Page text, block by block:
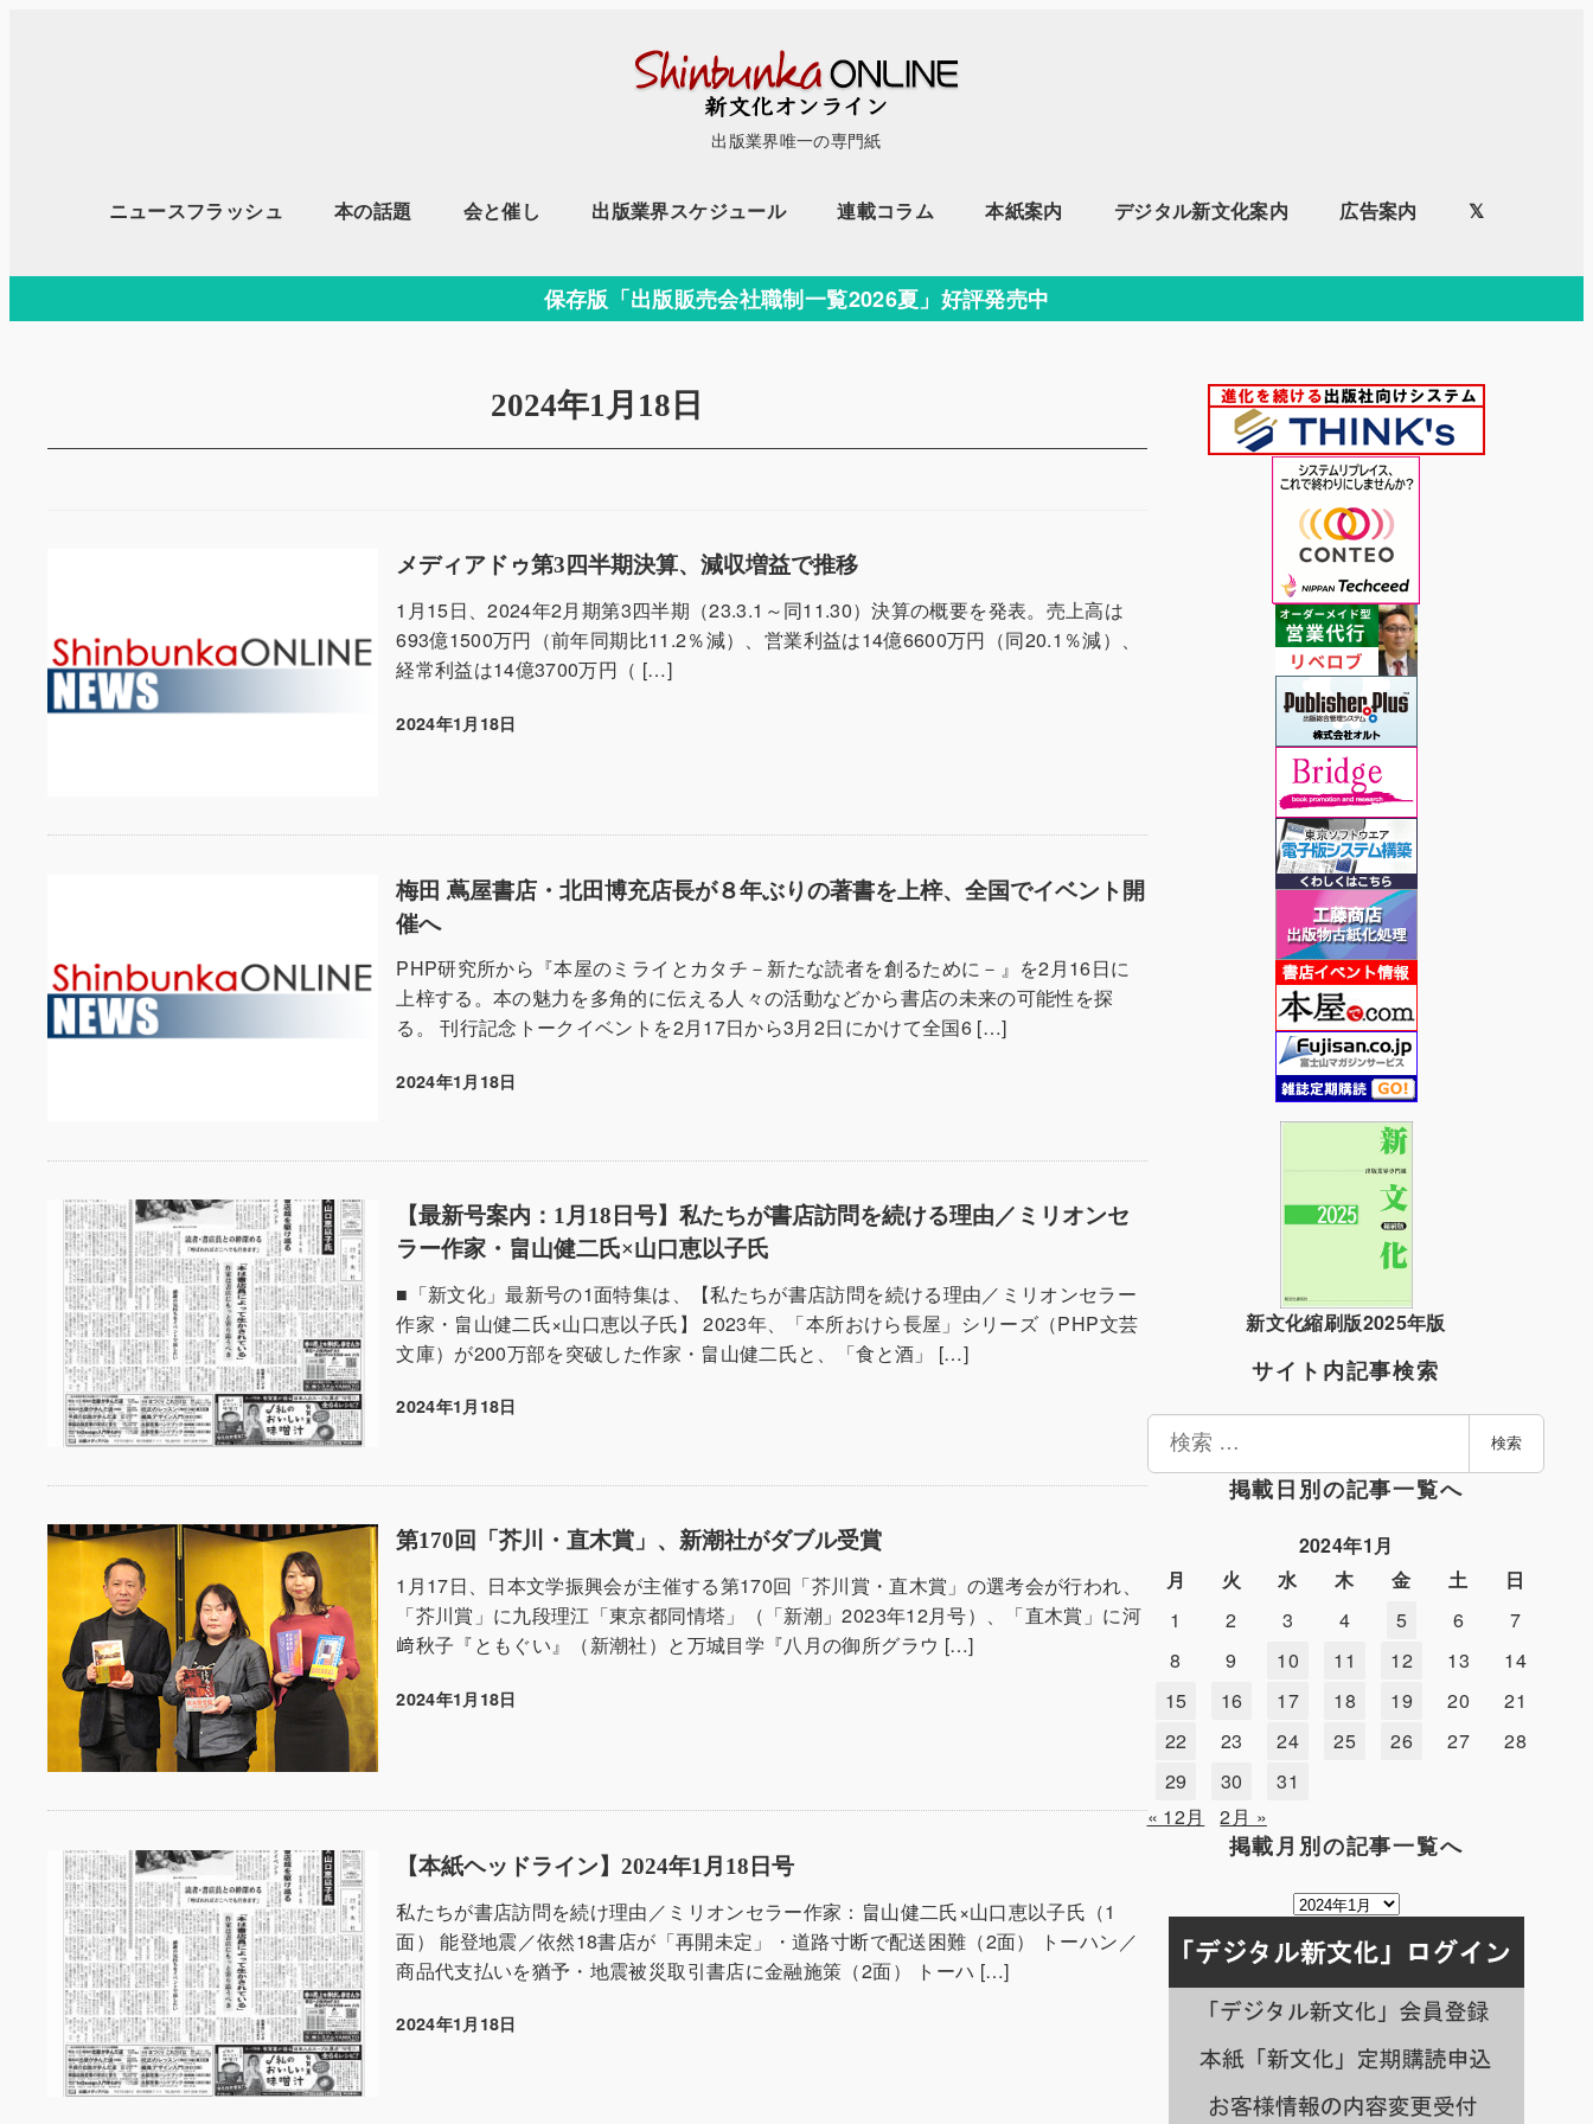
移
出版業界唯一の専門紙
ニュースフラッシュ 本の話題 会と催し 出版業界スケジュール 連載コラム 本紙案内 デジタル新文化案内 広告案内 𝕏
保存版「出版販売会社職制一覧2026夏」好評発売中
2024年1月18日
メディアドゥ第3四半期決算、減収増益で推移
1月15日、2024年2月期第3四半期（23.3.1～同11.30）決算の概要を発表。売上高は
693億1500万円（前年同期比11.2％減）、営業利益は14億6600万円（同20.1％減）、
経常利益は14億3700万円（ […]
投稿日
2024年1月18日
梅田 蔦屋書店・北田博充店長が８年ぶりの著書を上梓、全国でイベント開
催へ
PHP研究所から『本屋のミライとカタチ－新たな読者を創るために－』を2月16日に
上梓する。本の魅力を多角的に伝える人々の活動などから書店の未来の可能性を探
る。 刊行記念トークイベントを2月17日から3月2日にかけて全国6 […]
投稿日
2024年1月18日
【最新号案内：1月18日号】私たちが書店訪問を続ける理由／ミリオンセ
ラー作家・畠山健二氏×山口恵以子氏
■「新文化」最新号の1面特集は、【私たちが書店訪問を続ける理由／ミリオンセラー
作家・畠山健二氏×山口恵以子氏】 2023年、「本所おけら長屋」シリーズ（PHP文芸
文庫）が200万部を突破した作家・畠山健二氏と、「食と酒」 […]
投稿日
2024年1月18日
第170回「芥川・直木賞」、新潮社がダブル受賞
1月17日、日本文学振興会が主催する第170回「芥川賞・直木賞」の選考会が行われ、
「芥川賞」に九段理江「東京都同情塔」（「新潮」2023年12月号）、「直木賞」に河
﨑秋子『ともぐい』（新潮社）と万城目学『八月の御所グラウ […]
投稿日
2024年1月18日
【本紙ヘッドライン】2024年1月18日号
私たちが書店訪問を続け理由／ミリオンセラー作家：畠山健二氏×山口恵以子氏（1
面） 能登地震／依然18書店が「再開未定」・道路寸断で配送困難（2面） トーハン／
商品代支払いを猶予・地震被災取引書店に金融施策（2面） トーハ […]
投稿日
2024年1月18日
新文化縮刷版2025年版
サイト内記事検索
検
検索
掲載日別の記事一覧へ
2024年1月
月
火 水 木 金 土
日
1
2 3 4 5 6
7
8
9 10 11 12 13
14
15
16 17 18 19 20
21
22
23 24 25 26 27
28
29
30
31
« 12月
2月 »
掲載月別の記事一覧へ
掲
月
別
の
事
一